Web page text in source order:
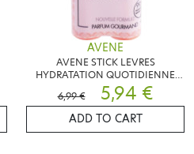
AVENE
AVENE STICK LEVRES
HYDRATATION QUOTIDIENNE
LOT DE 2
6,99 € 5,94 €
ADD TO CART